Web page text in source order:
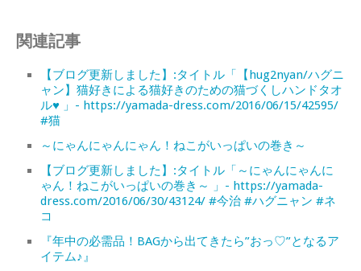
関連記事
【ブログ更新しました】:タイトル「【hug2nyan/ハグニ
ャン】猫好きによる猫好きのための猫づくしハンドタオ
ル♥ 」- https://yamada-dress.com/2016/06/15/42595/
#猫
～にゃんにゃんにゃん！ねこがいっぱいの巻き～
【ブログ更新しました】:タイトル「～にゃんにゃんに
ゃん！ねこがいっぱいの巻き～ 」- https://yamada-
dress.com/2016/06/30/43124/ #今治 #ハグニャン #ネ
コ
『年中の必需品！BAGから出てきたら”おっ♡”となるア
イテム♪』